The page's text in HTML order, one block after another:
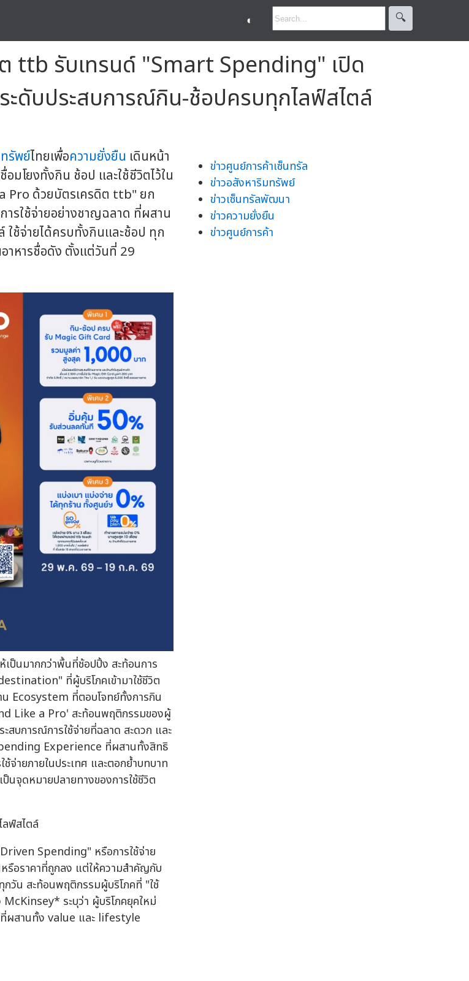
◐ 🔍︎
ttb รับเทรนด์ "Smart Spending" เปิด
ดับประสบการณ์กิน-ช้อปครบทุกไลฟ์สไตล์
รัพย์ไทยเพื่อความยั่งยืน เดินหน้า
โยงทั้งกิน ช้อป และใช้ชีวิตไว้ใน
Pro ด้วยบัตรเครดิต ttb" ยก
รใช้จ่ายอย่างชาญฉลาด ที่ผสาน
ใช้จ่ายได้ครบทั้งกินและช้อป ทุก
าหารชื่อดัง ตั้งแต่วันที่ 29
ป็นมากกว่าพื้นที่ช้อปปิ้ง สะท้อนการ
ที่ผู้บริโภคเข้ามาใช้ชีวิต
น Ecosystem ที่ตอบโจทย์ทั้งการกิน
Like a Pro' สะท้อนพฤติกรรมของผู้
สบการณ์การใช้จ่ายที่ฉลาด สะดวก และ
Experience ที่ผสานทั้งสิทธิ
จ่ายภายในประเทศ และตอกย้ำบทบาท
จุดหมายปลายทางของการใช้ชีวิต
ฟ์สไตล์
Spending" หรือการใช้จ่าย
รือราคาที่ถูกลง แต่ให้ความสำคัญกับ
กวัน สะท้อนพฤติกรรมผู้บริโภคที่ "ใช้
ระบุว่า ผู้บริโภคยุคใหม่
ผสานทั้ง value และ lifestyle
ข่าวศูนย์การค้าเซ็นทรัล
ข่าวอสังหาริมทรัพย์
ข่าวเซ็นทรัลพัฒนา
ข่าวความยั่งยืน
ข่าวศูนย์การค้า